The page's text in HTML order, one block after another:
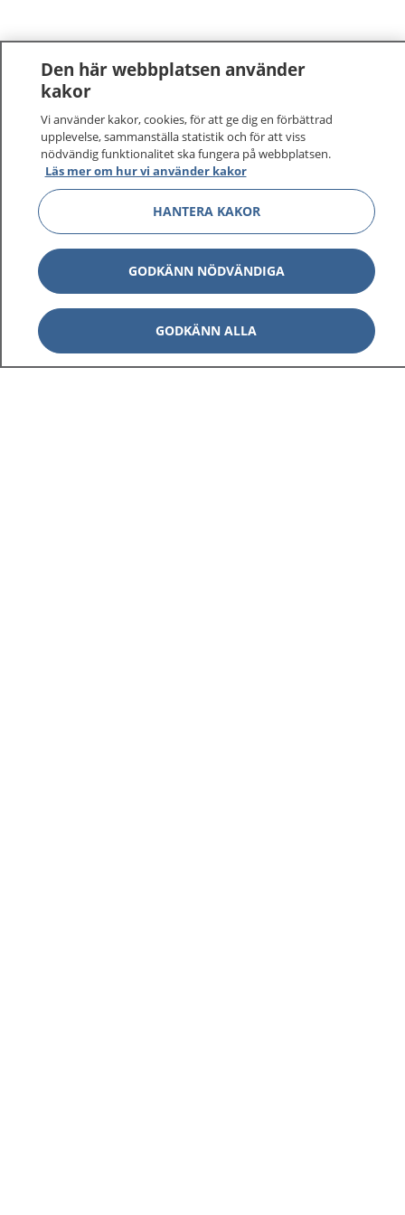
Den här webbplatsen använder
kakor
Vi använder kakor, cookies, för att ge dig en förbättrad
upplevelse, sammanställa statistik och för att viss
nödvändig funktionalitet ska fungera på webbplatsen.
Läs mer om hur vi använder kakor
HANTERA KAKOR
GODKÄNN NÖDVÄNDIGA
GODKÄNN ALLA